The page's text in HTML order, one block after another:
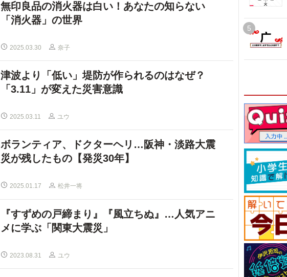
無印良品の消火器は白い！あなたの知らない
「消火器」の世界
2025.03.30 奈子
津波より「低い」堤防が作られるのはなぜ？
「3.11」が変えた災害意識
2025.03.11 ユウ
ボランティア、ドクターヘリ…阪神・淡路大震
災が残したもの【発災30年】
2025.01.17 松井一将
『すずめの戸締まり』『風立ちぬ』…人気アニ
メに学ぶ「関東大震災」
2023.08.31 ユウ
5